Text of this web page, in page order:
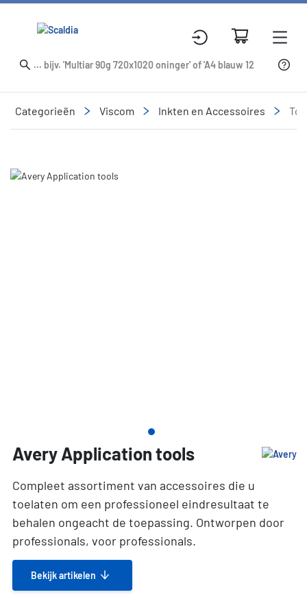
Categorieën Viscom Inkten en Accessoires
Slide 1 of 1
Avery Application tools
Compleet assortiment van accessoires die u
toelaten om een professioneel eindresultaat te
behalen ongeacht de toepassing. Ontworpen door
professionals, voor professionals.
Bekijk artikelen